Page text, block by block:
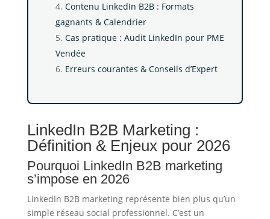
Contenu LinkedIn B2B : Formats
gagnants & Calendrier
Cas pratique : Audit LinkedIn pour PME
Vendée
Erreurs courantes & Conseils d’Expert
LinkedIn B2B Marketing :
Définition & Enjeux pour 2026
Pourquoi LinkedIn B2B marketing
s’impose en 2026
LinkedIn B2B marketing représente bien plus qu’un
simple réseau social professionnel. C’est un